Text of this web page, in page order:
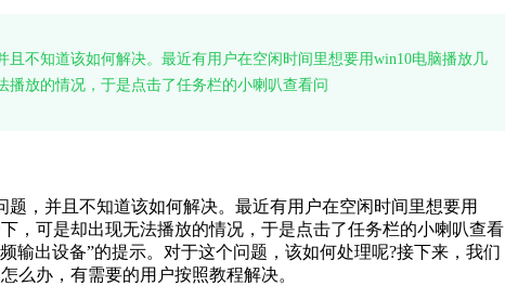
且不知道该如何解决。最近有用户在空闲时间里想要用win10电脑播放几
播放的情况，于是点击了任务栏的小喇叭查看问
，并且不知道该如何解决。最近有用户在空闲时间里想要用
，可是却出现无法播放的情况，于是点击了任务栏的小喇叭查看
输出设备”的提示。对于这个问题，该如何处理呢?接下来，我们
么办，有需要的用户按照教程解决。